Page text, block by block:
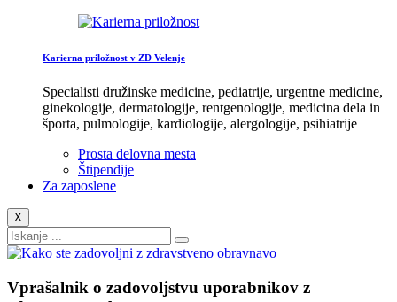
Karierna priložnost v ZD Velenje
Specialisti družinske medicine, pediatrije, urgentne medicine,
ginekologije, dermatologije, rentgenologije, medicina dela in
športa, pulmologije, kardiologije, alergologije, psihiatrije
Prosta delovna mesta
Štipendije
Za zaposlene
X
Vprašalnik o zadovoljstvu uporabnikov z